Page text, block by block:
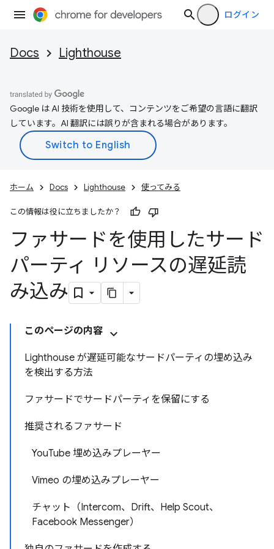
ログイン
Docs Lighthouse
Google は AI 技術を使用して、コンテンツをご希望の言語に翻訳
しています。AI 翻訳には誤りが含まれる場合があります。
ホーム Docs Lighthouse 使ってみる
この情報は役に立ちましたか？
ファサードを使用したサード
パーティ リソースの遅延読
み込み
このページの内容
Lighthouse が遅延可能なサードパーティの埋め込み
を検出する方法
ファサードでサードパーティを保留にする
推奨されるファサード
YouTube 埋め込みプレーヤー
Vimeo の埋め込みプレーヤー
チャット（Intercom、Drift、Help Scout、
Facebook Messenger）